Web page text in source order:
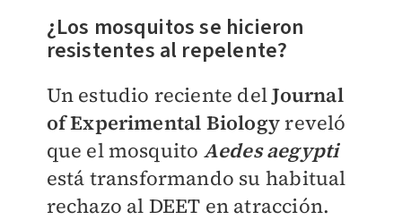
¿Los mosquitos se hicieron
resistentes al repelente?
Un estudio reciente delJournal
of Experimental Biologyreveló
que el mosquito Aedes aegypti
está transformando su habitual
rechazo al DEET en atracción.